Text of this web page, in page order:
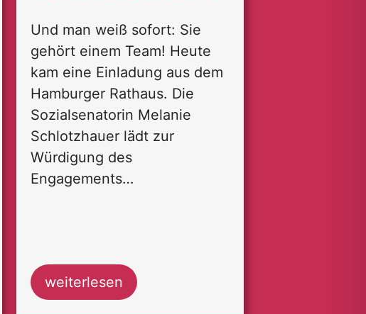
Und man weiß sofort: Sie
gehört einem Team! Heute
kam eine Einladung aus dem
Hamburger Rathaus. Die
Sozialsenatorin Melanie
Schlotzhauer lädt zur
Würdigung des
Engagements…
weiterlesen